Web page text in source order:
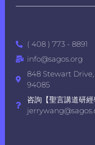
( 408 ) 773 - 8891
info@sagos.org
848 Stewart
94085
咨詢【聖言講道研